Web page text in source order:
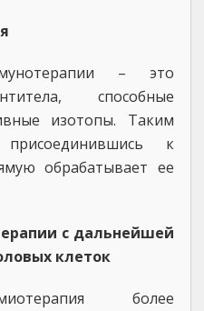
– это
способные
изотопы. Таким
к
обрабатывает ее
с дальнейшей
клеток
более